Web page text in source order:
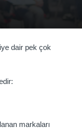
dair pek çok
markaları